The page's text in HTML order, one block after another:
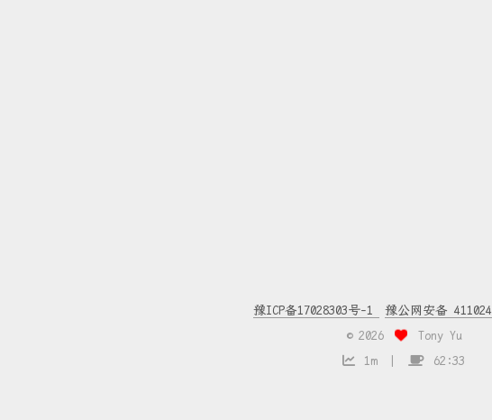
豫ICP备17028303号-1
豫公网安备
© 2026
Tony Yu
1m
62:33